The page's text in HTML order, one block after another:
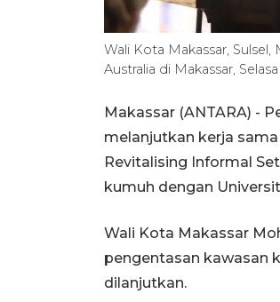
Wali Kota Makassar,
Australia di Makassar,
Makassar (ANTARA) -
melanjutkan kerja
Revitalising Informal
kumuh dengan
Wali Kota Makassar
pengentasan kawasan
dilanjutkan.